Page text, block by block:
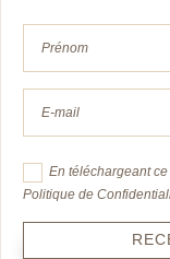
En téléchargeant
Politique de